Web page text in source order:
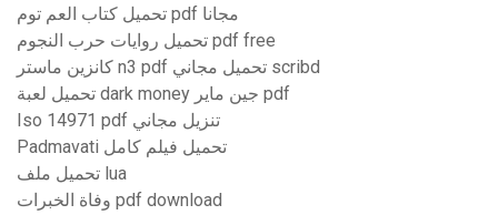
تحميل كتاب العم توم pdf مجانا
تحميل روايات حرب النجوم pdf free
كانزين ماستر n3 pdf تحميل مجاني scribd
تحميل لعبة dark money جين ماير pdf
Iso 14971 pdf تنزيل مجاني
Padmavati تحميل فيلم كامل
تحميل ملف lua
وفاة الخبرات pdf download